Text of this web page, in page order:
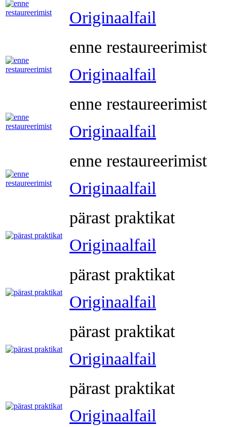
Originaalfail
enne restaureerimist
Originaalfail
enne restaureerimist
Originaalfail
enne restaureerimist
Originaalfail
pärast praktikat
Originaalfail
pärast praktikat
Originaalfail
pärast praktikat
Originaalfail
pärast praktikat
Originaalfail